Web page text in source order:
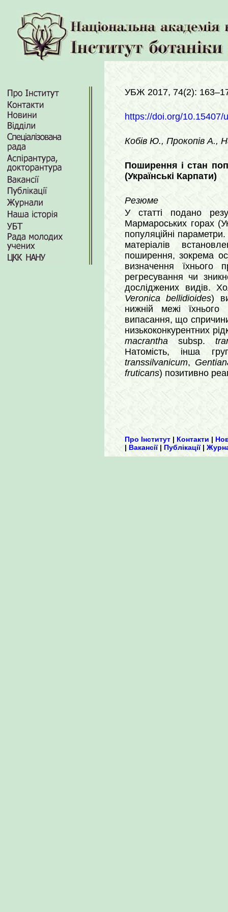
УБЖ 2017, 74(2):
https://doi.org/10.15407/
Кобів Ю., Прокопів А.,
Поширення і стан
(Українські Карпати)
Резюме
У статті подано
Мармароських горах
популяційні
матеріалів
поширення, зокрема
визначення їхнього
регресування чи
досліджених видів.
Veronica bellidioides)
нижній межі
випасання, що
низькоконкурентних
macrantha subsp.
Натомість, інша
transsilvanicum,
fruticans) позитивно
Про Інститут | Контакти |
| Вакансії| Публікації|